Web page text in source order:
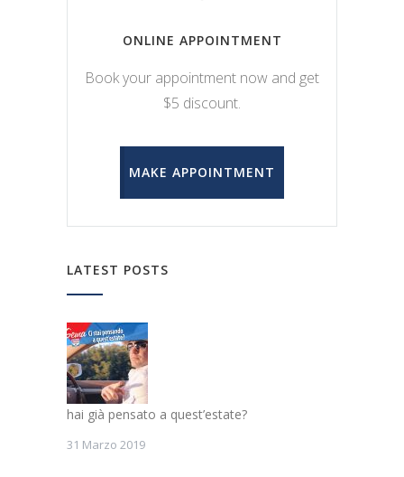
ONLINE APPOINTMENT
Book your appointment now and get
$5 discount.
MAKE APPOINTMENT
LATEST POSTS
hai già pensato a quest’estate?
31 Marzo 2019